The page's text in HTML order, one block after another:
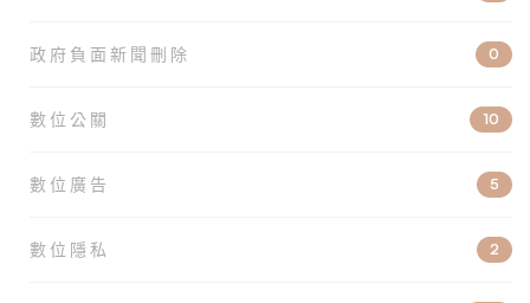
政府負面新聞刪除 0
數位公關 10
數位廣告 5
數位隱私 2